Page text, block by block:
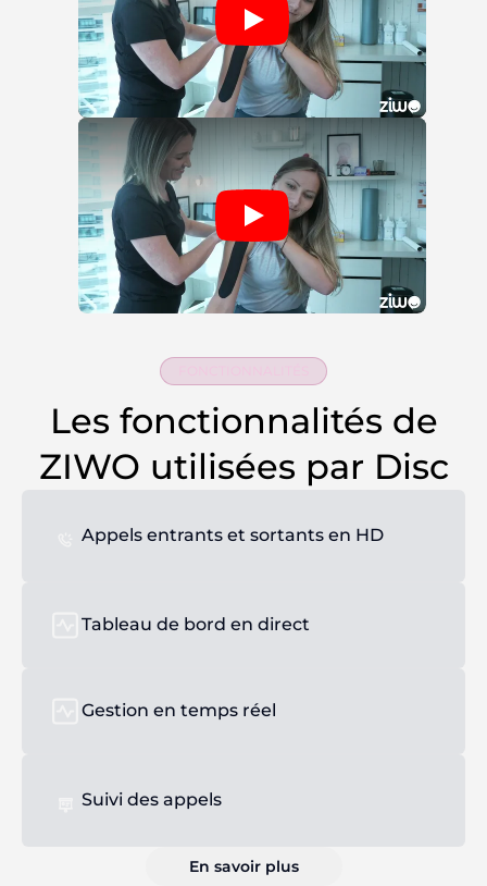
Les fonctionnalités de
ZIWO utilisées par Disc
Appels entrants et sortants en HD
Tableau de bord en direct
Gestion en temps réel
Suivi des appels
En savoir plus